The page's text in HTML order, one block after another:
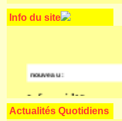
Info du site
Info covid19
Actualités Quotidiens